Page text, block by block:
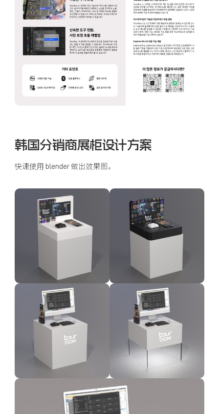
韩国分销商展柜设计方案
快速使用 blender 做出效果图。